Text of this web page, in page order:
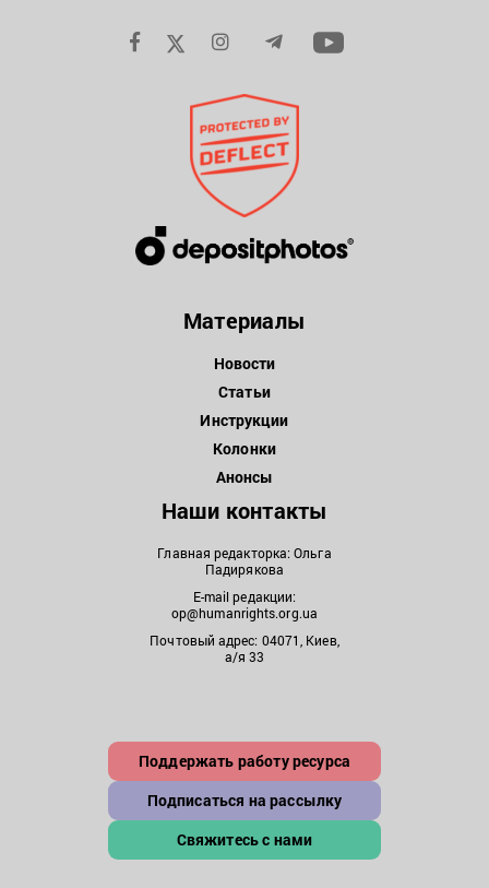
Материалы
Новости
Статьи
Инструкции
Колонки
Анонсы
Наши контакты
Главная редакторка: Ольга
Падирякова
E-mail редакции:
op@humanrights.org.ua
Почтовый адрес: 04071, Киев,
а/я 33
Поддержать работу ресурса
Подписаться на рассылку
Свяжитесь с нами